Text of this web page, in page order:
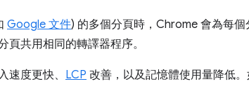
Google 文件) 的多個分頁時，Chrome 會為每個
共用相同的轉譯器程序。
速度更快、 LCP 改善，以及記憶體使用量降低